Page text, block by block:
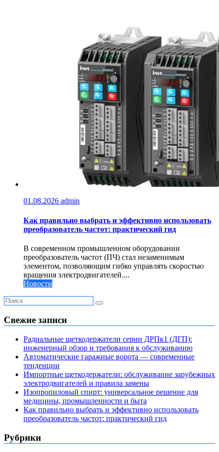
01.08.2026 admin
Как правильно выбрать и эффективно использовать
преобразователь частот: практический гид
В современном промышленном оборудовании
преобразователь частот (ПЧ) стал незаменимым
элементом, позволяющим гибко управлять скоростью
вращения электродвигателей....
Новости
Свежие записи
Радиальные щеткодержатели серии ДРПк1 (ДГП):
инженерный обзор и требования к обслуживанию
Автоматические гаражные ворота — современные
тенденции
Импортные щеткодержатели: обслуживание зарубежных
электродвигателей и правила замены
Изопропиловый спирт: универсальное решение для
медицины, промышленности и быта
Как правильно выбрать и эффективно использовать
преобразователь частот: практический гид
Рубрики